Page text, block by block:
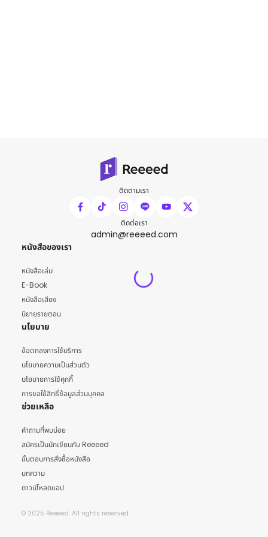
ติดตามเรา
ติดต่อเรา
admin@reeeed.com
หนังสือของเรา
หนังสือเล่ม
E-Book
หนังสือเสียง
นิยายรายตอน
นโยบาย
ข้อตกลงการใช้บริการ
นโยบายความเป็นส่วนตัว
นโยบายการใช้คุกกี้
การขอใช้สิทธิ์ข้อมูลส่วนบุคคล
ช่วยเหลือ
คำถามที่พบบ่อย
สมัครเป็นนักเขียนกับ Reeeed
ขั้นตอนการสั่งซื้อหนังสือ
บทความ
ดาวน์โหลดแอป
© 2025 Reeeed. All rights reserved.